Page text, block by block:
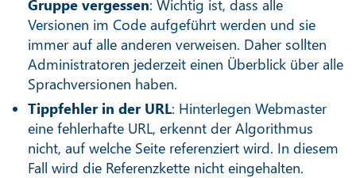
Gruppe vergessen: Wichtig ist, dass alle
Versionen im Code aufgeführt werden und sie
immer auf alle anderen verweisen. Daher sollten
Administratoren jederzeit einen Überblick über alle
Sprachversionen haben.
Tippfehler in der URL: Hinterlegen Webmaster
eine fehlerhafte URL, erkennt der Algorithmus
nicht, auf welche Seite referenziert wird. In diesem
Fall wird die Referenzkette nicht eingehalten.